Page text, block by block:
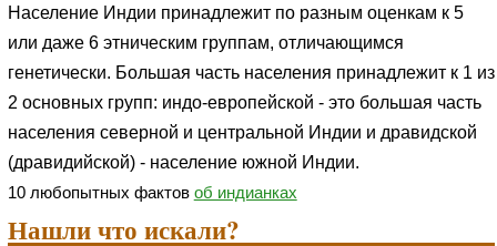
Население Индии принадлежит по разным оценкам к 5
или даже 6 этническим группам, отличающимся
генетически. Большая часть населения принадлежит к 1 из
2 основных групп: индо-европейской - это большая часть
населения северной и центральной Индии и дравидской
(дравидийской) - население южной Индии.
10 любопытных фактов об индианках
Нашли что искали?